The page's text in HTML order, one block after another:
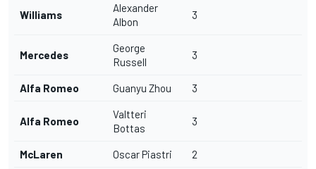
Williams
Alexander
Albon
3
Mercedes
George
Russell
3
Alfa Romeo Guanyu Zhou 3
Alfa Romeo
Valtteri
Bottas
3
McLaren Oscar Piastri 2